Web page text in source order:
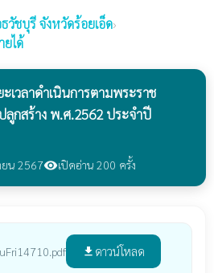
ธวัชบุรี จังหวัดร้อยเอ็ด›
ได้
วลาดำเนินการตามพระราช
กสร้าง พ.ศ.2562 ประจำปี
ยน 2567visibilityเปิดอ่าน 200 ครั้ง
file_download ดาวน์โหลด